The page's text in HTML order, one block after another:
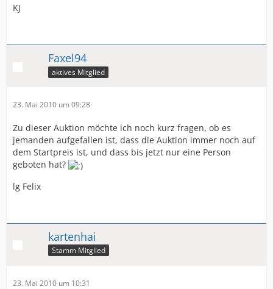
KJ
Faxel94
aktives Mitglied
23. Mai 2010 um 09:28
Zu dieser Auktion möchte ich noch kurz fragen, ob es
jemanden aufgefallen ist, dass die Auktion immer noch auf
dem Startpreis ist, und dass bis jetzt nur eine Person
geboten hat?
lg Felix
kartenhai
Stamm Mitglied
23. Mai 2010 um 10:31